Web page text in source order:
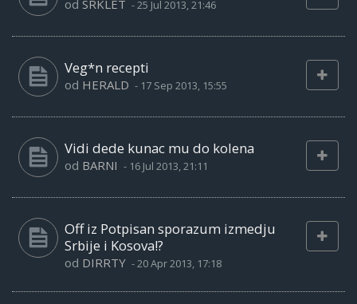
od SRKLET -25 Jul 2013, 21:46
Veg*n recepti
od HERALD - 17 Sep 2013, 15:55
Vidi dede kunac mu do kolena
od BARNI - 16 Jul 2013, 21:11
Off iz Potpisan sporazum izmedju
Srbije i Kosova!?
od DIRRTY -20 Apr 2013, 17:18